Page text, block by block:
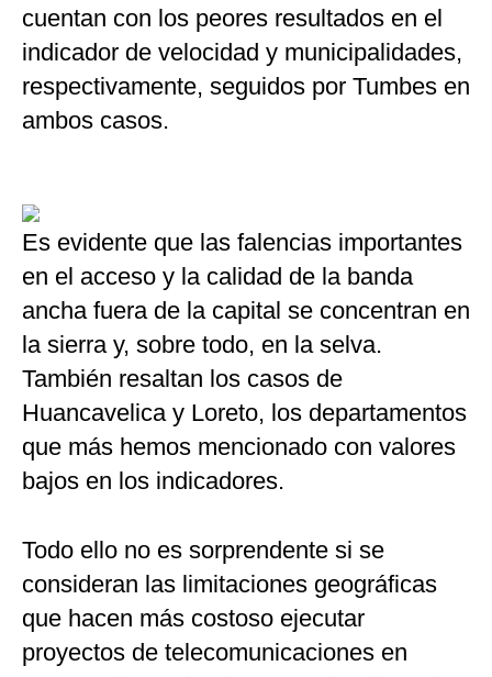
cuentan con los peores resultados en el
indicador de velocidad y municipalidades,
respectivamente, seguidos por Tumbes en
ambos casos.
Es evidente que las falencias importantes
en el acceso y la calidad de la banda
ancha fuera de la capital se concentran en
la sierra y, sobre todo, en la selva.
También resaltan los casos de
Huancavelica y Loreto, los departamentos
que más hemos mencionado con valores
bajos en los indicadores.
Todo ello no es sorprendente si se
consideran las limitaciones geográficas
que hacen más costoso ejecutar
proyectos de telecomunicaciones en